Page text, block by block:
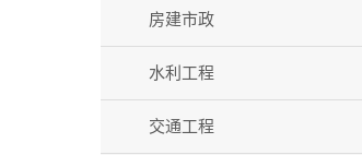
房建市政
水利工程
交通工程